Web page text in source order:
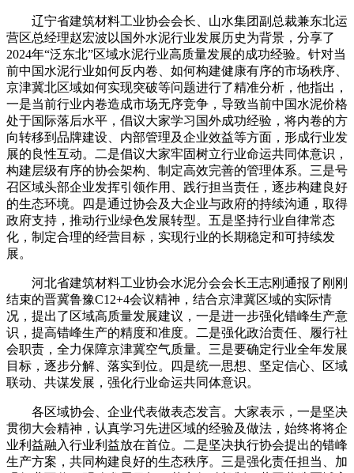
辽宁省建筑材料工业协会会长、山水集团副总裁兼东北运
营区总经理赵宏波以国外水泥行业发展历史为背景，分享了
2024年“泛东北”区域水泥行业高质量发展的成功经验。针对当
前中国水泥行业如何反内卷、如何构建健康有序的市场秩序、
京津冀北区域如何实现突破等问题进行了精准分析，他指出，
一是当前行业内卷造成市场无序竞争，导致当前中国水泥价格
处于国际落后水平，倡议大家学习国外成功经验，将内卷的方
向转移到品牌建设、内部管理及企业效益等方面，形成行业发
展的良性互动。二是倡议大家牢固树立行业命运共同体意识，
构建层级有序的协会架构、制定高效完善的管理体系。三是号
召区域头部企业发挥引领作用、践行担当责任，逐步构建良好
的生态环境。四是通过协会及大企业与政府的持续沟通，取得
政府支持，推动行业绿色发展转型。五是坚持行业自律常态
化，制定合理的经营目标，实现行业的长期稳定和可持续发
展。
河北省建筑材料工业协会水泥分会会长王志刚通报了刚刚
结束的晋冀鲁豫C12+4会议精神，结合京津冀区域的实际情
况，提出了区域高质量发展建议，一是进一步强化错峰生产意
识，提高错峰生产的精度和准度。二是强化政治责任、履行社
会职责，全力保障京津冀空气质量。三是要确定行业全年发展
目标，逐步分解、落实到位。四是统一思想、坚定信心、区域
联动、共谋发展，强化行业命运共同体意识。
各区域协会、企业代表做表态发言。大家表示，一是坚决
贯彻大会精神，认真学习先进区域的经验及做法，始终将将企
业利益融入行业利益放在首位。二是坚决执行协会提出的错峰
生产方案，共同构建良好的生态秩序。三是强化责任担当、加